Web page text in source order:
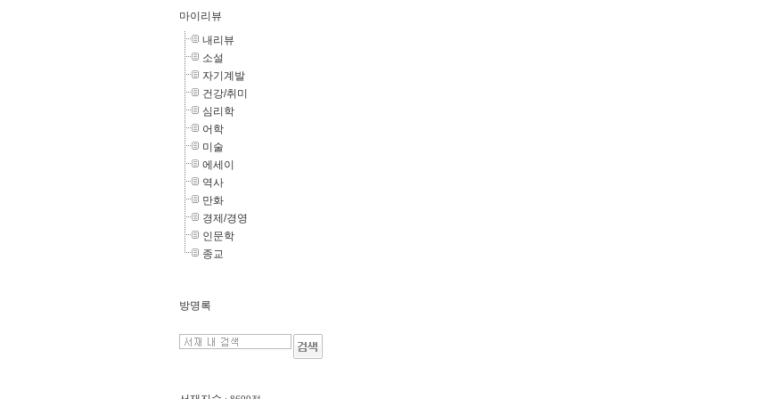
마이리뷰
내리뷰
소설
자기계발
건강/취미
심리학
어학
미술
에세이
역사
만화
경제/경영
인문학
종교
방명록